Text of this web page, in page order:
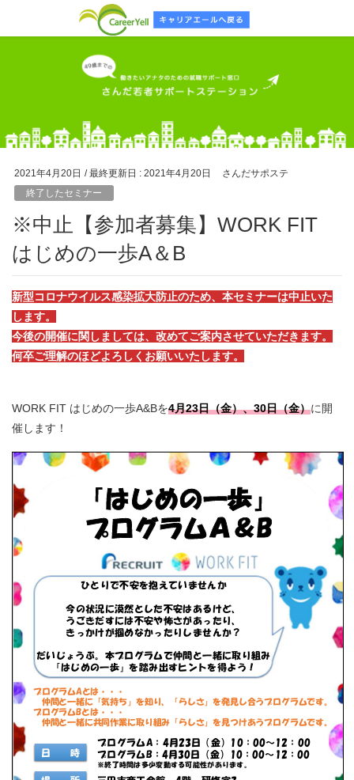
2021年4月20日 / 最終更新日 : 2021年4月20日
さんだサポステ
終了したセミナー
※中止【参加者募集】WORK FIT
はじめの一歩A＆B
新型コロナウイルス感染拡大防止のため、本セミナーは中止いた
します。
今後の開催に関しましては、改めてご案内させていただきます。
何卒ご理解のほどよろしくお願いいたします。
WORK FIT はじめの一歩A&Bを4月23日（金）、30日（金）に開
催します！